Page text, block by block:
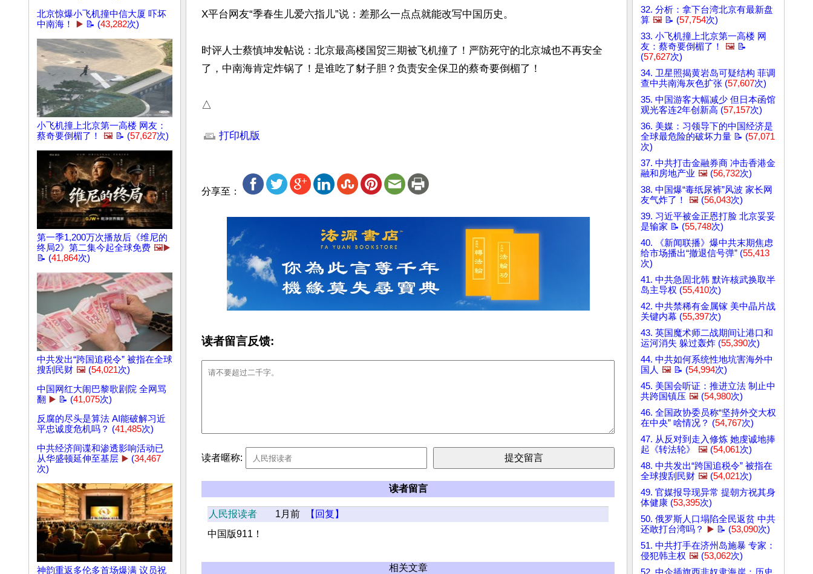
北京惊爆小飞机撞中信大厦 吓坏
中南海！
▶️ 📝 (43,282次)
小飞机撞上北京第一高楼 网友：
蔡奇要倒楣了！
🖼️ 📝 (57,627次)
第一季1,200万次播放后《维尼的
终局2》第二集今起全球免费 🖼️▶️
📝 (41,864次)
中共发出“跨国追税令” 被指在全球
搜刮民财 🖼️ (54,021次)
中国网红大闹巴黎歌剧院 全网骂
翻 ▶️ 📝 (41,075次)
反腐的尽头是算法 AI能破解习近
平忠诚度危机吗？ (41,485次)
中共经济间谍和渗透影响活动已
从华盛顿延伸至基层 ▶️ (34,467
次)
神韵重返多伦多首场爆满 议员祝
X平台网友“季春生儿爱六指儿”说：差那么一点点就能改写中国历史。
时评人士蔡慎坤发帖说：北京最高楼国贸三期被飞机撞了！严防死守的北京城也不再安全
了，中南海肯定炸锅了！是谁吃了豺子胆？负责安全保卫的蔡奇要倒楣了！
△
打印机版
分享至：
读者留言反馈:
读者暱称:
读者留言
人民报读者 1月前
【回复】
中国版911！
相关文章
32. 分析：拿下台湾北京有最新盘
算 🖼️ 📝 (57,754次)
33. 小飞机撞上北京第一高楼 网
友：蔡奇要倒楣了！
🖼️ 📝
(57,627次)
34. 卫星照揭黄岩岛可疑结构 菲调
查中共南海灰色扩张 (57,607次)
35. 中国游客大幅减少 但日本函馆
观光客连2年创新高 (57,157次)
36. 美媒：习领导下的中国经济是
全球最危险的破坏力量 📝 (57,071
次)
37. 中共打击金融券商 冲击香港金
融和房地产业 🖼️ (56,732次)
38. 中国爆“毒纸尿裤”风波 家长网
友气炸了！
🖼️ (56,043次)
39. 习近平被金正恩打脸 北京妥妥
是输家 📝 (55,748次)
40. 《新闻联播》爆中共末期焦虑
给市场播出“撤退信号弹” (55,413
次)
41. 中共急固北韩 默许核武换取半
岛主导权 (55,410次)
42. 中共禁稀有金属镓 美中晶片战
关键内幕 (55,397次)
43. 英国魔术师二战期间让港口和
运河消失 躲过轰炸 (55,390次)
44. 中共如何系统性地坑害海外中
国人 🖼️ 📝 (54,994次)
45. 美国会听证：推进立法 制止中
共跨国镇压 🖼️ (54,980次)
46. 全国政协委员称“坚持外交大权
在中央” 啥情况？ (54,767次)
47. 从反对到走入修炼 她虔诚地捧
起《转法轮》
🖼️ (54,061次)
48. 中共发出“跨国追税令” 被指在
全球搜刮民财 🖼️ (54,021次)
49. 官媒报导现异常 提朝方祝其身
体健康 (53,395次)
50. 俄罗斯人口塌陷全民返贫 中共
还敢打台湾吗？
▶️ 📝 (53,090次)
51. 中共打手在济州岛施暴 专家：
侵犯韩主权 🖼️ (53,062次)